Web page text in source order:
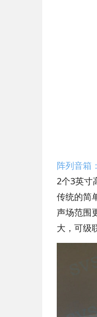
阵列音箱
2个3英寸
传统的简
声场范围
大，可级